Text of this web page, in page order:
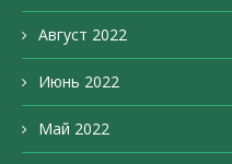
Август 2022
Июнь 2022
Май 2022